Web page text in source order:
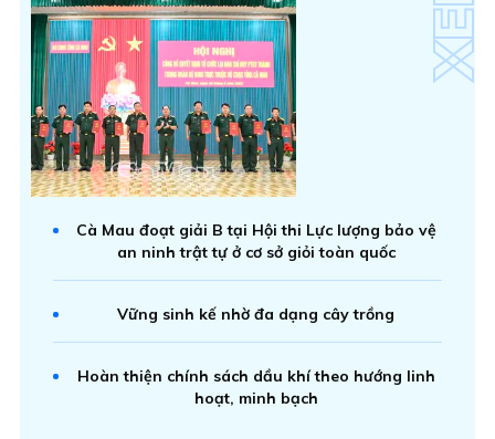
Cà Mau đoạt giải B tại Hội thi Lực lượng bảo vệ
an ninh trật tự ở cơ sở giỏi toàn quốc
Vững sinh kế nhờ đa dạng cây trồng
Hoàn thiện chính sách dầu khí theo hướng linh
hoạt, minh bạch